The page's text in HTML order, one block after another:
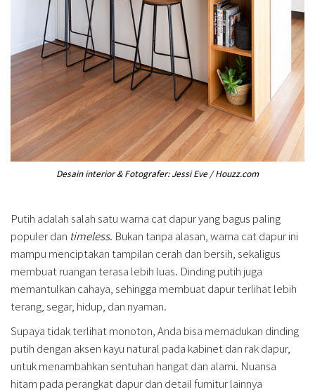
Desain interior & Fotografer: Jessi Eve / Houzz.com
Putih adalah salah satu warna cat dapur yang bagus paling
populer dan timeless. Bukan tanpa alasan, warna cat dapur ini
mampu menciptakan tampilan cerah dan bersih, sekaligus
membuat ruangan terasa lebih luas. Dinding putih juga
memantulkan cahaya, sehingga membuat dapur terlihat lebih
terang, segar, hidup, dan nyaman.
Supaya tidak terlihat monoton, Anda bisa memadukan dinding
putih dengan aksen kayu natural pada kabinet dan rak dapur,
untuk menambahkan sentuhan hangat dan alami. Nuansa
hitam pada perangkat dapur dan detail furnitur lainnya